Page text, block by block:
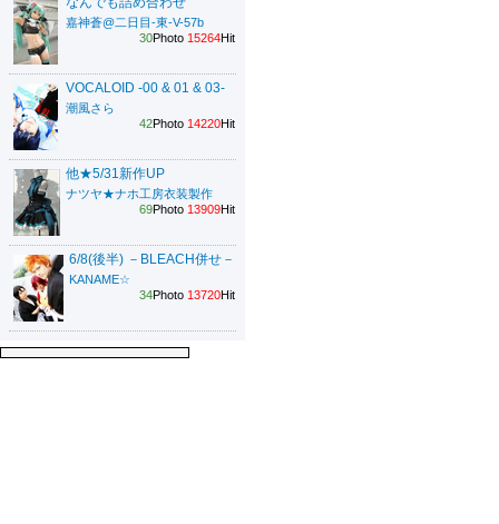
嘉神蒼@二日目-東-V-57b
30Photo 15264Hit
VOCALOID -00 & 01 & 03-
潮風さら
42Photo 14220Hit
他★5/31新作UP
ナツヤ★ナホ工房衣装製作
69Photo 13909Hit
6/8(後半) －BLEACH併せ－
KANAME☆
34Photo 13720Hit